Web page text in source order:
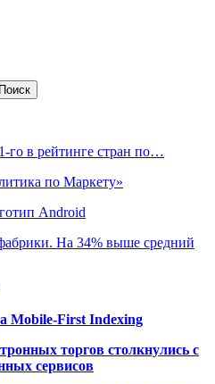
го в рейтинге стран по…
по Маркету»
Android
На 34% выше средний
Mobile-First Indexing
торгов столкнулись с
сервисов